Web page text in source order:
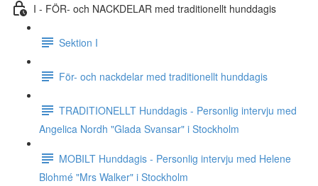
I - FÖR- och NACKDELAR med traditionellt hunddagis
Sektion I
För- och nackdelar med traditionellt hunddagis
TRADITIONELLT Hunddagis - Personlig intervju med
Angelica Nordh "Glada Svansar" i Stockholm
MOBILT Hunddagis - Personlig intervju med Helene
Blohmé "Mrs Walker" i Stockholm